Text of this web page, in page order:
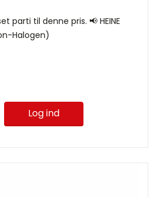
parti til denne pris. 📢 HEINE
Halogen)
Log ind